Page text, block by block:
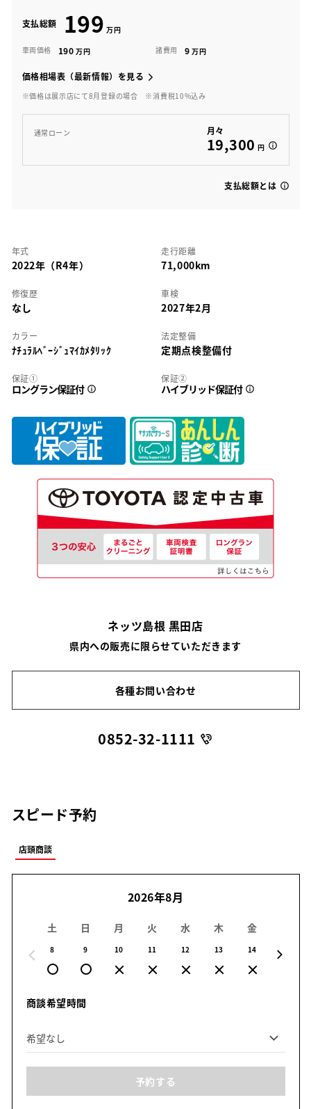
支払総額 199
車両価格 190 諸費用 9
価格相場表（最新情報）を見る
※価格は展示店にて8月登録の場合 ※消費税10%込み
通常ローン 月々
19,300 円
支払総額とは
年式
2022年（R4年）
走行距離
71,000km
修復歴
なし
車検
2027年2月
カラー
ﾅﾁｭﾗﾙﾍﾞｰｼﾞｭﾏｲｶﾒﾀﾘｯｸ
法定整備
定期点検整備付
保証①
ロングラン保証付
保証②
ハイブリッド保証付
ネッツ島根 黒田店
県内への販売に限らせていただきます
各種お問い合わせ
0852-32-1111
スピード予約
店頭商談
2026年8月
土
8
日
9
月
10
火
11
水
12
木
13
金
14
商談希望時間
予約する